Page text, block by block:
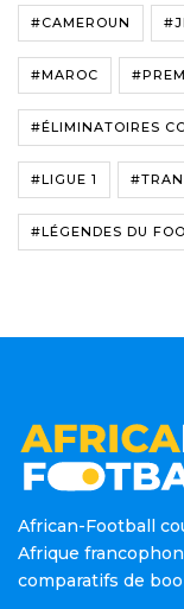
#CAMEROUN
#MAROC
#ÉLIMINATOIRES
#LIGUE 1
#LÉGENDES DU
African-Football
Afrique
comparatifs de